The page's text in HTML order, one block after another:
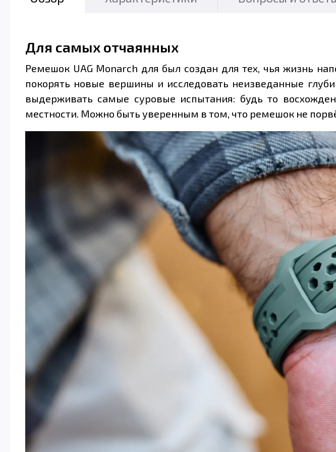
Для самых отчаянных
Ремешок UAG Monarch для был создан для тех, чья жизнь
покорять новые вершины и исследовать неизведанные
выдерживать самые суровые испытания: будь то
местности. Можно быть уверенным в том, что ремешок не